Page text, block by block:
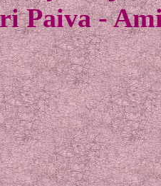
Paiva -